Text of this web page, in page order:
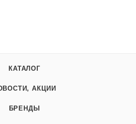
КАТАЛОГ
АКЦИИ
БРЕНДЫ